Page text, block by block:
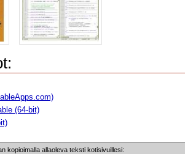
(64-bit)
kopioimalla allaoleva teksti kotisivuillesi: